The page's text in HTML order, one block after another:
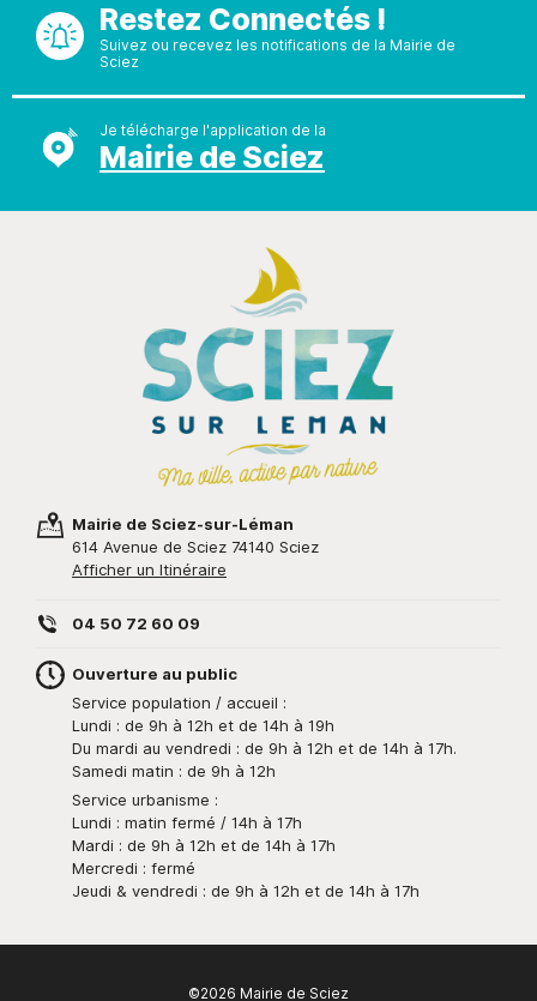
Restez Connectés !
Suivez ou recevez les notifications de la Mairie de
Sciez
Je télécharge l'application de la
Mairie de Sciez
Mairie de Sciez-sur-Léman
614 Avenue de Sciez 74140 Sciez
Afficher un Itinéraire
04 50 72 60 09
Ouverture au public
Service population / accueil :
Lundi : de 9h à 12h et de 14h à 19h
Du mardi au vendredi : de 9h à 12h et de 14h à 17h.
Samedi matin : de 9h à 12h
Service urbanisme :
Lundi : matin fermé / 14h à 17h
Mardi : de 9h à 12h et de 14h à 17h
Mercredi : fermé
Jeudi & vendredi : de 9h à 12h et de 14h à 17h
©2026 Mairie de Sciez